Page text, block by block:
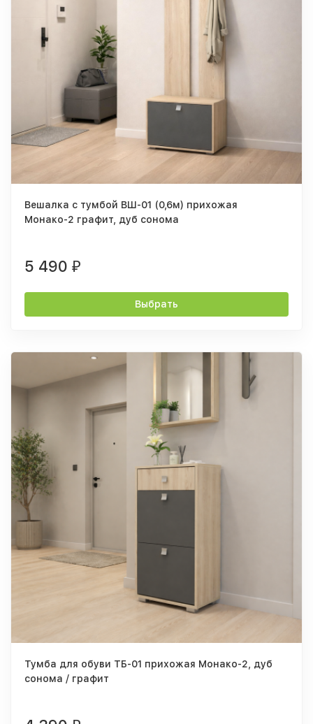
Вешалка с тумбой ВШ-01 (0,6м) прихожая
Монако-2 графит, дуб сонома
5 490 ₽
Выбрать
Тумба для обуви ТБ-01 прихожая Монако-2, дуб
сонома / графит